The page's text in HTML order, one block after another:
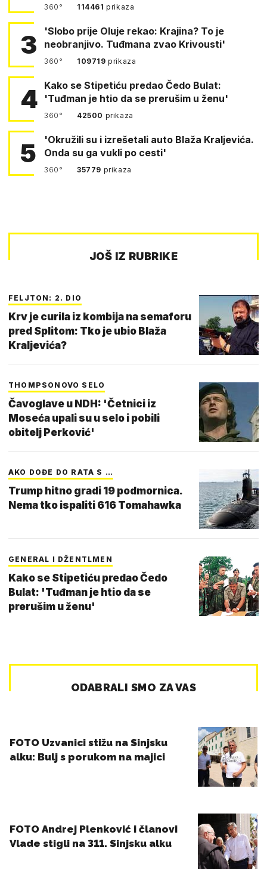
360° 114461prikaza
3
'Slobo prije Oluje rekao: Krajina? To je
neobranjivo. Tuđmana zvao Krivousti'
360° 109719prikaza
4 Kako se Stipetiću predao Čedo Bulat:
'Tuđman je htio da se prerušim u ženu'
360° 42500 prikaza
5
'Okružili su i izrešetali auto Blaža Kraljevića.
Onda su ga vukli po cesti'
360° 35779 prikaza
JOŠ IZ RUBRIKE
FELJTON: 2. DIO
Krv je curila iz kombija na semaforu
pred Splitom: Tko je ubio Blaža
Kraljevića?
THOMPSONOVO SELO
Čavoglave u NDH: 'Četnici iz
Moseća upali su u selo i pobili
obitelj Perković'
AKO DOĐE DO RATA S …
Trump hitno gradi 19 podmornica.
Nema tko ispaliti 616 Tomahawka
GENERAL I DŽENTLMEN
Kako se Stipetiću predao Čedo
Bulat: 'Tuđman je htio da se
prerušim u ženu'